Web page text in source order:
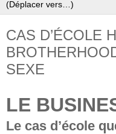
CAS D’ÉCOLE
SEXE
LE
Le cas d’école